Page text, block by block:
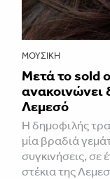
ΜΟΥΣΙΚΉ
Μετά το sold
ανακοινώνει
Λεμεσό
H δημοφιλής
μία βραδιά
συγκινήσεις, σε
στέκια της